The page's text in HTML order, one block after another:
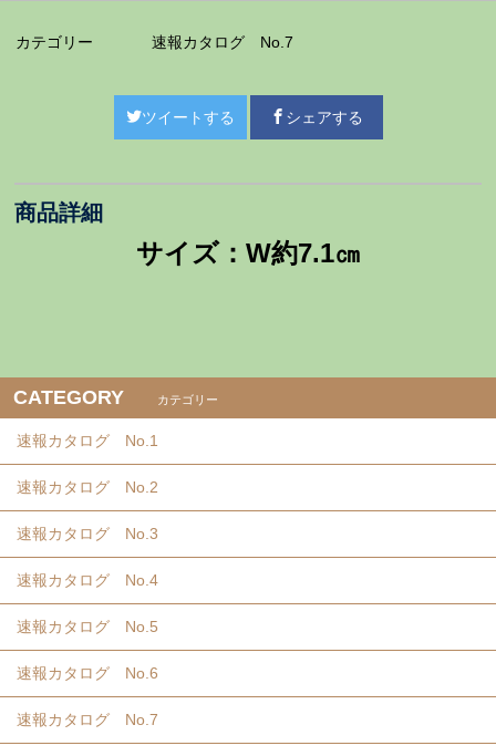
カテゴリー 速報カタログ No.7
ツイートする シェアする
商品詳細
サイズ：W約7.1㎝
CATEGORY カテゴリー
速報カタログ No.1
速報カタログ No.2
速報カタログ No.3
速報カタログ No.4
速報カタログ No.5
速報カタログ No.6
速報カタログ No.7